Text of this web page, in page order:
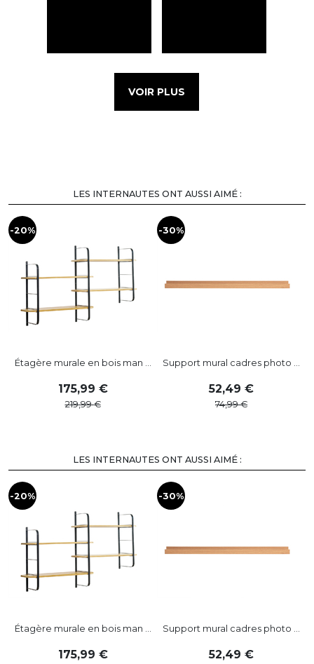
VOIR PLUS
LES INTERNAUTES ONT AUSSI AIMÉ :
-20%
Étagère murale en bois man ...
175,99
219,99
-30%
Support mural cadres photo ...
52,49
74,99
LES INTERNAUTES ONT AUSSI AIMÉ :
-20%
Étagère murale en bois man ...
175,99
-30%
Support mural cadres photo ...
52,49